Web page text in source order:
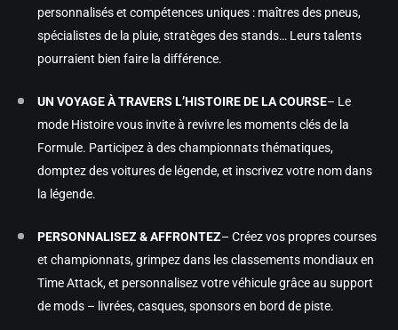
personnalisés et compétences uniques : maîtres des pneus,
spécialistes de la pluie, stratèges des stands… Leurs talents
pourraient bien faire la différence.
UN VOYAGE À TRAVERS L’HISTOIRE DE LA COURSE– Le
mode Histoire vous invite à revivre les moments clés de la
Formule. Participez à des championnats thématiques,
domptez des voitures de légende, et inscrivez votre nom dans
la légende.
PERSONNALISEZ & AFFRONTEZ– Créez vos propres courses
et championnats, grimpez dans les classements mondiaux en
Time Attack, et personnalisez votre véhicule grâce au support
de mods – livrées, casques, sponsors en bord de piste.